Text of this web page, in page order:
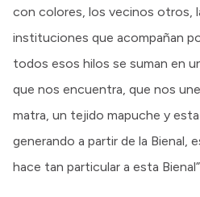
con colores, los vecinos otros,
instituciones que acompañan
todos esos hilos se suman en
que nos encuentra, que nos
matra, un tejido mapuche y
generando a partir de la Bienal,
hace tan particular a esta